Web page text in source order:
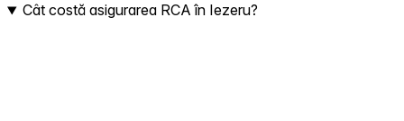
Cât costă asigurarea RCA în Iezeru?